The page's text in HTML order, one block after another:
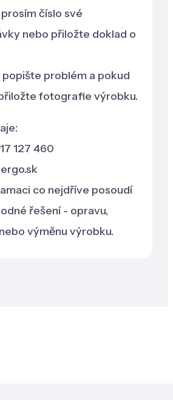
číslo své
nebo přiložte doklad o
popište problém a pokud
fotografie výrobku.
127 460
co nejdříve posoudí
řešení - opravu,
výměnu výrobku.